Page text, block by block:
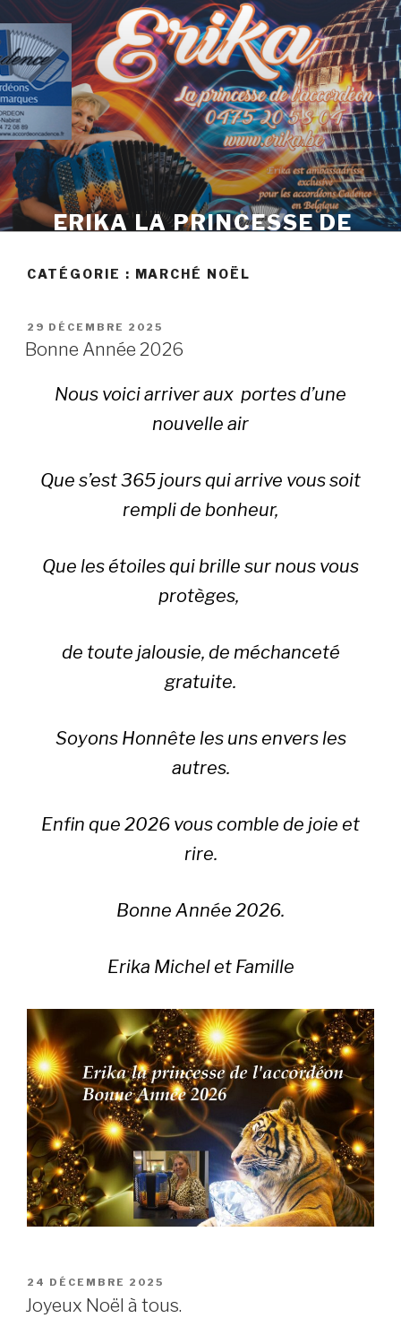
Skip
to
content
ERIKA LA PRINCESSE DE
CATÉGORIE : MARCHÉ NOËL
POSTED
ON
29 DÉCEMBRE 2025
Bonne Année 2026
Nous voici arriver aux portes d’une
nouvelle air
Que s’est 365 jours qui arrive vous soit
rempli de bonheur,
Que les étoiles qui brille sur nous vous
protèges,
de toute jalousie, de méchanceté
gratuite.
Soyons Honnête les uns envers les
autres.
Enfin que 2026 vous comble de joie et
rire.
Bonne Année 2026.
Erika Michel et Famille
POSTED
ON
24 DÉCEMBRE 2025
Joyeux Noël à tous.